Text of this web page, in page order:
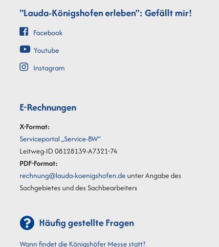
"Lauda-Königshofen erleben": Gefällt mir!
Facebook
Youtube
Instagram
E-Rechnungen
X-Format:
Serviceportal „Service-BW“
Leitweg-ID 08128139-A7321-74
PDF-Format:
rechnung@lauda-koenigshofen.deunter Angabe des
Sachgebietes und des Sachbearbeiters
Häufig gestellte Fragen
Wann findet die Königshöfer Messe statt?